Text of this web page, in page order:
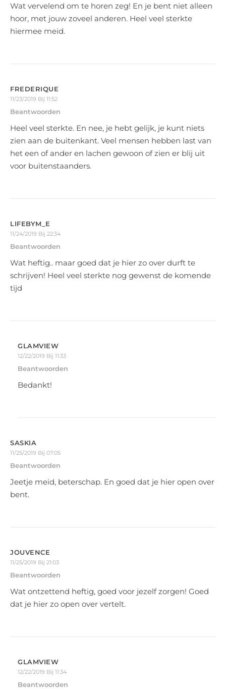
Wat vervelend om te horen zeg! En je bent niet alleen
hoor, met jouw zoveel anderen. Heel veel sterkte
hiermee meid.
FREDERIQUE
11/23/2019 Bij 11:52
Beantwoorden
Heel veel sterkte. En nee, je hebt gelijk, je kunt niets
zien aan de buitenkant. Veel mensen hebben last van
het een of ander en lachen gewoon of zien er blij uit
voor buitenstaanders.
LIFEBYM_E
11/24/2019 Bij 22:34
Beantwoorden
Wat heftig.. maar goed dat je hier zo over durft te
schrijven! Heel veel sterkte nog gewenst de komende
tijd
GLAMVIEW
12/22/2019 Bij 11:33
Beantwoorden
Bedankt!
SASKIA
11/25/2019 Bij 07:05
Beantwoorden
Jeetje meid, beterschap. En goed dat je hier open over
bent.
JOUVENCE
11/25/2019 Bij 21:03
Beantwoorden
Wat ontzettend heftig, goed voor jezelf zorgen! Goed
dat je hier zo open over vertelt.
GLAMVIEW
12/22/2019 Bij 11:34
Beantwoorden